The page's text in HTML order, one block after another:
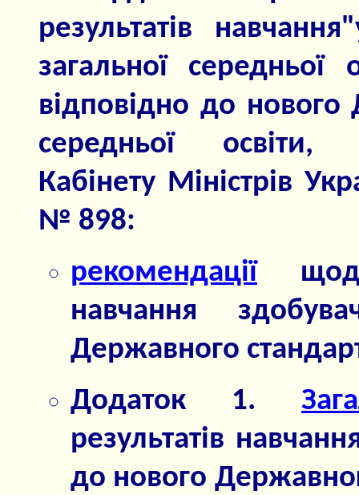
результатів
загальної середньої
відповідно до нового
середньої освіти,
Кабінету Міністрів
№ 898:
рекомендаціїщодо
навчання
Державного
Додаток 1.
результатів
до нового